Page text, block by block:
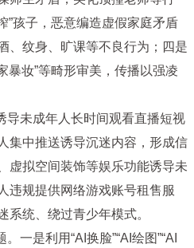
”孩子，恶意编造虚假家庭矛盾
、纹身、旷课等不良行为；四是
暴妆”等畸形审美，传播以强凌
导未成年人长时间观看直播短视
集中推送诱导沉迷内容，形成信
虚拟空间装饰等娱乐功能诱导未
违规提供网络游戏账号租售服
系统、绕过青少年模式。
一是利用“AI换脸”“AI绘图”“AI